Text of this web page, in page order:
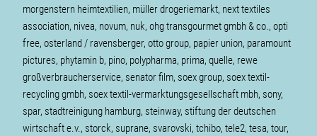
morgenstern heimtextilien, müller drogeriemarkt, next textiles
association, nivea, novum, nuk, ohg transgourmet gmbh & co., opti
free, osterland / ravensberger, otto group, papier union, paramount
pictures, phytamin b, pino, polypharma, prima, quelle, rewe
großverbraucherservice, senator film, soex group, soex textil-
recycling gmbh, soex textil-vermarktungsgesellschaft mbh, sony,
spar, stadtreinigung hamburg, steinway, stiftung der deutschen
wirtschaft e.v., storck, suprane, svarovski, tchibo, tele2, tesa, tour,